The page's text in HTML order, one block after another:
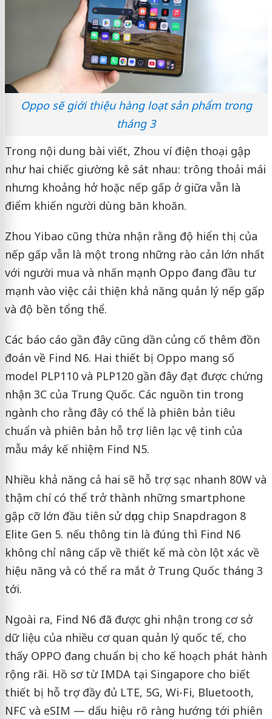
Oppo sẽ giới thiệu hàng loạt sản phẩm trong
tháng 3
Trong nội dung bài viết, Zhou ví điện thoại gập
như hai chiếc giường kê sát nhau: trông thoải mái
nhưng khoảng hở hoặc nếp gấp ở giữa vẫn là
điểm khiến người dùng băn khoăn.
Zhou Yibao cũng thừa nhận rằng độ hiển thị của
nếp gấp vẫn là một trong những rào cản lớn nhất
với người mua và nhấn mạnh Oppo đang đầu tư
mạnh vào việc cải thiện khả năng quản lý nếp gấp
và độ bền tổng thể.
Các báo cáo gần đây cũng dần củng cố thêm đồn
đoán về Find N6. Hai thiết bị Oppo mang số
model PLP110 và PLP120 gần đây đạt được chứng
nhận 3C của Trung Quốc. Các nguồn tin trong
ngành cho rằng đây có thể là phiên bản tiêu
chuẩn và phiên bản hỗ trợ liên lạc vệ tinh của
mẫu máy kế nhiệm Find N5.
Nhiều khả năng cả hai sẽ hỗ trợ sạc nhanh 80W và
thậm chí có thể trở thành những smartphone
gập cỡ lớn đầu tiên sử dụng chip Snapdragon 8
Elite Gen 5. nếu thông tin là đúng thì Find N6
không chỉ nâng cấp về thiết kế mà còn lột xác về
hiệu năng và có thể ra mắt ở Trung Quốc tháng 3
tới.
Ngoài ra, Find N6 đã được ghi nhận trong cơ sở
dữ liệu của nhiều cơ quan quản lý quốc tế, cho
thấy OPPO đang chuẩn bị cho kế hoạch phát hành
rộng rãi. Hồ sơ từ IMDA tại Singapore cho biết
thiết bị hỗ trợ đầy đủ LTE, 5G, Wi-Fi, Bluetooth,
NFC và eSIM — dấu hiệu rõ ràng hướng tới phiên